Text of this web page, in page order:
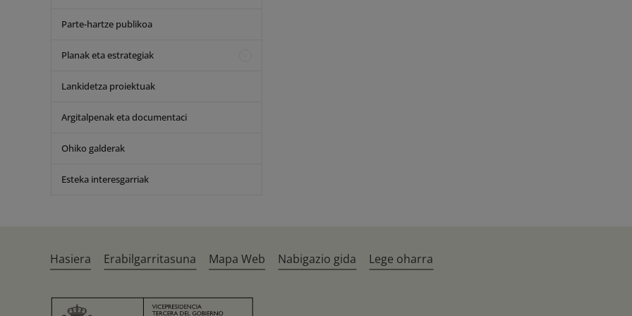
Parte-hartze publikoa
Planak eta estrategiak
Lankidetza proiektuak
Argitalpenak eta documentaci
Ohiko galderak
Esteka interesgarriak
Hasiera Erabilgarritasuna Mapa Web Nabigazio gida Lege oharra